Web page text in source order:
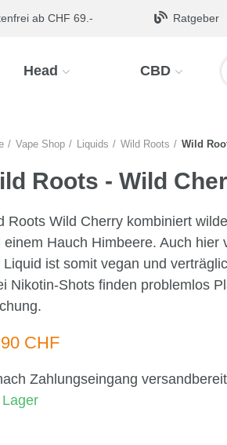
ab CHF 69.- Ratgeber
Head CBD
Vape Shop Liquids Wild Roots Wild
Roots - Wild
Roots Wild Cherry kombiniert
einem Hauch Himbeere. Auch
Liquid ist somit vegan und
Nikotin-Shots finden problemlos
CHF
Zahlungseingang versandbereit